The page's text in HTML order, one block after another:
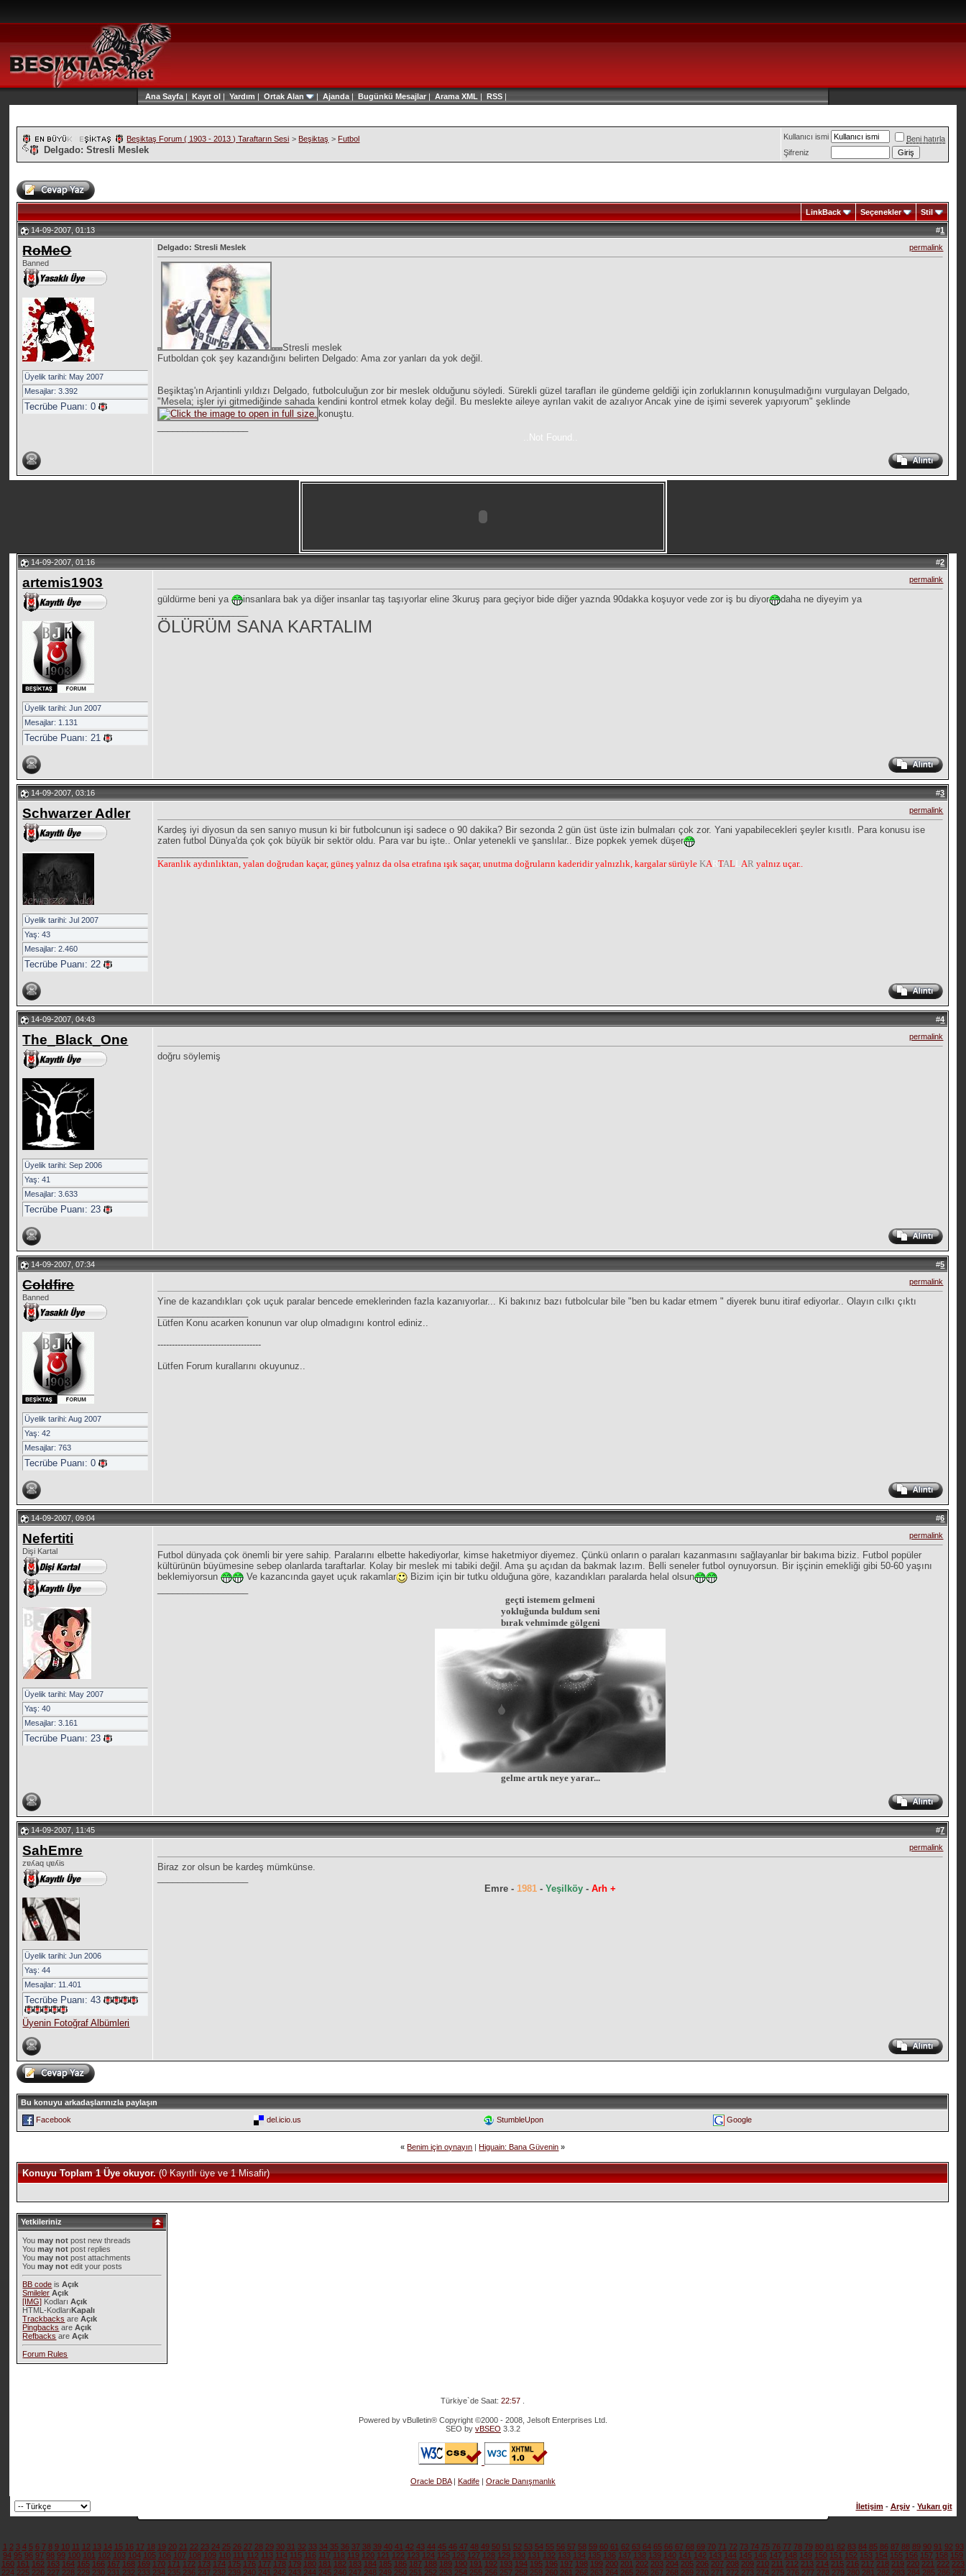
Ana Sayfa | Kayıt ol | Yardım | Ortak Alan | Ajanda | Bugünkü Mesajlar| Arama XML | RSS |
Beşiktaş Forum ( 1903 - 2013 ) Taraftarın Sesi > Beşiktaş > Futbol
Delgado: Stresli Meslek
Kullanıcı ismi
Beni hatırla
Şifreniz
LinkBack Seçenekler Stil
14-09-2007, 01:13 #1
RoMeO
Banned
Üyelik tarihi: May 2007
Mesajlar: 3.392
Tecrübe Puanı:0
Delgado: Stresli Meslek permalink
Stresli meslek
Futboldan çok şey kazandığını belirten Delgado: Ama zor yanları da yok değil.
Beşiktaş'ın Arjantinli yıldızı Delgado, futbolculuğun zor bir meslek olduğunu söyledi. Sürekli güzel tarafları ile gündeme geldiği için zorluklarının konuşulmadığını vurgulayan Delgado,
"Mesela; işler iyi gitmediğinde sahada kendini kontrol etmek kolay değil. Bu meslekte aileye ayrılan vakit de azalıyor Ancak yine de işimi severek yapıyorum" şeklinde
konuştu.
..Not Found..
14-09-2007, 01:16 #2
artemis1903
Üyelik tarihi: Jun 2007
Mesajlar: 1.131
Tecrübe Puanı:21
permalink
güldürme beni ya insanlara bak ya diğer insanlar taş taşıyorlar eline 3kuruş para geçiyor bide diğer yaznda 90dakka koşuyor vede zor iş bu diyor
daha ne diyeyim ya
ÖLÜRÜM SANA KARTALIM
14-09-2007, 03:16 #3
Schwarzer Adler
Üyelik tarihi: Jul 2007
Yaş: 43
Mesajlar: 2.460
Tecrübe Puanı:22
permalink
Kardeş iyi diyosun da sen sanıyo musun ki bir futbolcunun işi sadece o 90 dakika? Bir sezonda 2 gün üst üste izin bulmaları çok zor. Yani yapabilecekleri şeyler kısıtlı. Para konusu ise
zaten futbol Dünya'da çok çok büyük bir sektör oldu. Para var bu işte.. Onlar yetenekli ve şanslılar.. Bize popkek yemek düşer
Karanlık aydınlıktan, yalan doğrudan kaçar, güneş yalnız da olsa etrafına ışık saçar, unutma doğruların kaderidir yalnızlık, kargalar sürüyleKA RTALL AR yalnız uçar..
14-09-2007, 04:43 #4
The_Black_One
Üyelik tarihi: Sep 2006
Yaş: 41
Mesajlar: 3.633
Tecrübe Puanı:23
permalink
doğru söylemiş
14-09-2007, 07:34 #5
Coldfire
Banned
Üyelik tarihi: Aug 2007
Yaş: 42
Mesajlar: 763
Tecrübe Puanı:0
permalink
Yine de kazandıkları çok uçuk paralar bencede emeklerinden fazla kazanıyorlar... Ki bakınız bazı futbolcular bile "ben bu kadar etmem " diyerek bunu itiraf ediyorlar.. Olayın cılkı çıktı
Lütfen Konu acarken konunun var olup olmadıgını kontrol ediniz..
------------------------------------
Lütfen Forum kurallarını okuyunuz..
14-09-2007, 09:04 #6
Nefertiti
Dişi Kartal
Üyelik tarihi: May 2007
Yaş: 40
Mesajlar: 3.161
Tecrübe Puanı:23
permalink
Futbol dünyada çok önemli bir yere sahip. Paralarını elbette hakediyorlar, kimse haketmiyor diyemez. Çünkü onların o paraları kazanmasını sağlayanlar bir bakıma biziz. Futbol popüler
kültürünün büyümesine sebep olanlarda taraftarlar. Kolay bir meslek mi tabiki değil. Ama şu açıdan da bakmak lazım. Belli seneler futbol oynuyorsun. Bir işçinin emekliği gibi 50-60 yaşını
beklemiyorsun
Ve kazancında gayet uçuk rakamlar
Bizim için bir tutku olduğuna göre, kazandıkları paralarda helal olsun
geçti istemem gelmeni
yokluğunda buldum seni
bırak vehmimde gölgeni
gelme artık neye yarar...
14-09-2007, 11:45 #7
SahEmre
zɐʎaq ɥɐʎis
Üyelik tarihi: Jun 2006
Yaş: 44
Mesajlar: 11.401
Tecrübe Puanı:43
Üyenin Fotoğraf Albümleri
permalink
Biraz zor olsun be kardeş mümkünse.
Emre -1981 -Yeşilköy -Arh +
Bu konuyu arkadaşlarınızla paylaşın
Facebook
del.icio.us StumbleUpon Google
« Benim için oynayın |Higuain: Bana Güvenin »
Konuyu Toplam 1 Üye okuyor.(0 Kayıtlı üye ve 1 Misafir)
Yetkileriniz
Youmay not post new threads
Youmay not post replies
Youmay not post attachments
Youmay not edit your posts
BB code isAçık
Smileler Açık
[IMG] KodlarıAçık
HTML-KodlarıKapalı
Trackbacks areAçık
Pingbacks areAçık
Refbacks areAçık
Forum Rules
Türkiye`de Saat:22:57
Powered by vBulletin® Copyright ©2000 - 2008, Jelsoft Enterprises Ltd.
SEO by vBSEO 3.3.2
Oracle DBA| Kadife| Oracle Danışmanlık
İletişim- Arşiv- Yukarı git
1 2 3 4 5 6 7 8 9 10 11 12 13 14 15 16 17 18 19 20 21 22 23 24 25 26 27 28 29 30 31 32 33 34 35 36 37 38 39 40 41 42 43 44 45 46 47 48 49 50 51 52 53 54 55 56 57 58 59 60 61 62 63 64 65 66 67 68 69 70 71 72 73 74 75 76 77 78 79 80 81 82 83 84 85 86 87 88 89 90 91 92 93
94 95 96 97 98 99 100 101 102 103 104 105 106 107 108 109 110 111 112 113 114 115 116 117 118 119 120 121 122 123 124 125 126 127 128 129 130 131 132 133 134 135 136 137 138 139 140 141 142 143 144 145 146 147 148 149 150 151 152 153 154 155 156 157 158 159
160 161 162 163 164 165 166 167 168 169 170 171 172 173 174 175 176 177 178 179 180 181 182 183 184 185 186 187 188 189 190 191 192 193 194 195 196 197 198 199 200 201 202 203 204 205 206 207 208 209 210 211 212 213 214 215 216 217 218 219 220 221 222 223
224 225 226 227 228 229 230 231 232 233 234 235 236 237 238 239 240 241 242 243 244 245 246 247 248 249 250 251 252 253 254 255 256 257 258 259 260 261 262 263 264 265 266 267 268 269 270 271 272 273 274 275 276 277 278 279 280 281 282 283 284 285 286 287